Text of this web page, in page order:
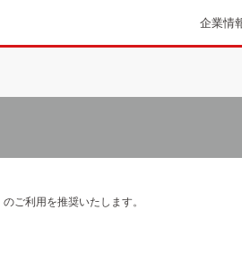
企業情
ご利用を推奨いたします。